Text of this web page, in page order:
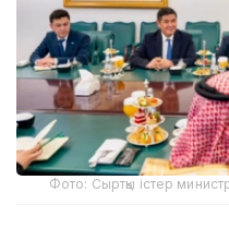
Фото: Сыртқы істер